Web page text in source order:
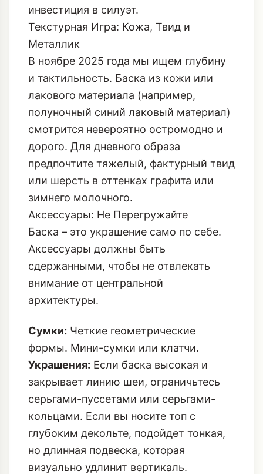
инвестиция в силуэт.
Текстурная Игра: Кожа, Твид и
Металлик
В ноябре 2025 года мы ищем глубину
и тактильность. Баска из кожи или
лакового материала (например,
полуночный синий лаковый материал)
смотрится невероятно остромодно и
дорого. Для дневного образа
предпочтите тяжелый, фактурный твид
или шерсть в оттенках графита или
зимнего молочного.
Аксессуары: Не Перегружайте
Баска – это украшение само по себе.
Аксессуары должны быть
сдержанными, чтобы не отвлекать
внимание от центральной
архитектуры.
Сумки: Четкие геометрические
формы. Мини-сумки или клатчи.
Украшения: Если баска высокая и
закрывает линию шеи, ограничьтесь
серьгами-пуссетами или серьгами-
кольцами. Если вы носите топ с
глубоким декольте, подойдет тонкая,
но длинная подвеска, которая
визуально удлинит вертикаль.